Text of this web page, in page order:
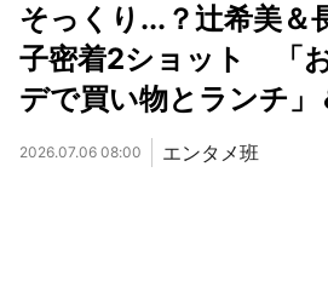
そっくり...？辻希美＆
子密着2ショット 「
デで買い物とランチ」
2026.07.06 08:00 エンタメ班